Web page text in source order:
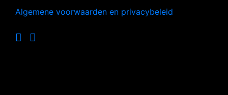
Algemene voorwaarden en privacybeleid